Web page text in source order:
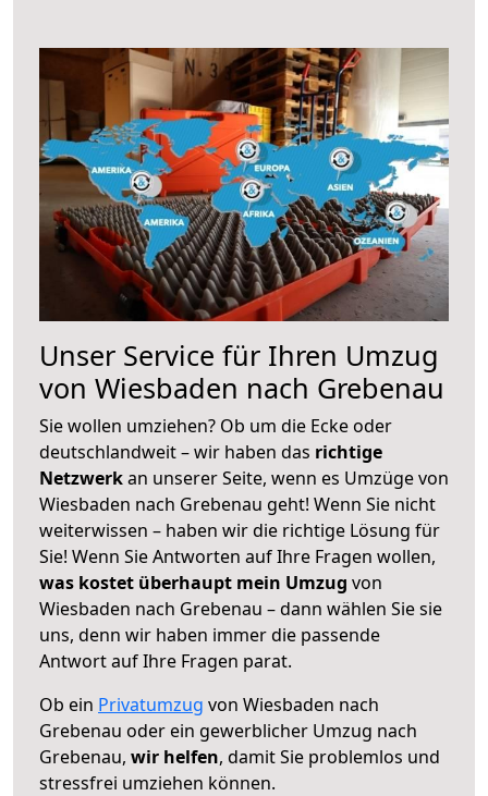
Unser Service für Ihren Umzug
von Wiesbaden nach Grebenau
Sie wollen umziehen? Ob um die Ecke oder
deutschlandweit – wir haben das richtige
Netzwerkan unserer Seite, wenn es Umzüge von
Wiesbaden nach Grebenau geht! Wenn Sie nicht
weiterwissen – haben wir die richtige Lösung für
Sie! Wenn Sie Antworten auf Ihre Fragen wollen,
was kostet überhaupt mein Umzug von
Wiesbaden nach Grebenau – dann wählen Sie sie
uns, denn wir haben immer die passende
Antwort auf Ihre Fragen parat.
Ob ein Privatumzug von Wiesbaden nach
Grebenau oder ein gewerblicher Umzug nach
Grebenau, wir helfen, damit Sie problemlos und
stressfrei umziehen können.